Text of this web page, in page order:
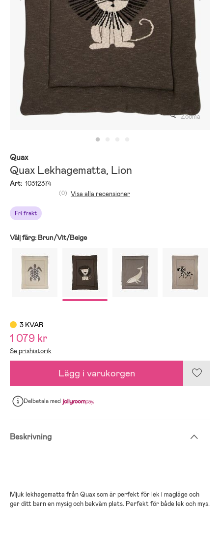
Zooma
Quax
Quax Lekhagematta, Lion
Art: 10312374
Fri frakt
(0) Visa alla recensioner
Välj färg: Brun/Vit/Beige
3 KVAR
1 079 kr
Se prishistorik
Lägg i varukorgen
Delbetalamed
Beskrivning
Mjuk lekhagematta från Quax som är perfekt för lek i magläge och
ger ditt barn en mysig och bekväm plats. Perfekt för både lek och mys.